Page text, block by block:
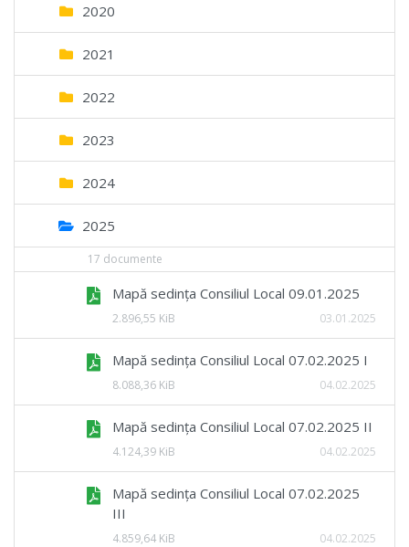
2020
2021
2022
2023
2024
2025
17 documente
Mapă sedința Consiliul Local 09.01.2025
2.896,55 KiB 03.01.2025
Mapă sedința Consiliul Local 07.02.2025 I
8.088,36 KiB 04.02.2025
Mapă sedința Consiliul Local 07.02.2025 II
4.124,39 KiB 04.02.2025
Mapă sedința Consiliul Local 07.02.2025
III
4.859,64 KiB 04.02.2025